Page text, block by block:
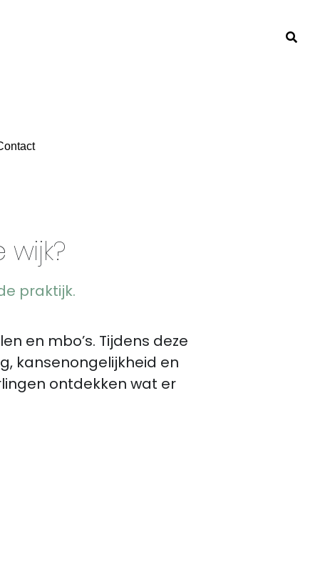
praktijk.
en mbo’s. Tijdens deze
kansenongelijkheid en
ontdekken wat er